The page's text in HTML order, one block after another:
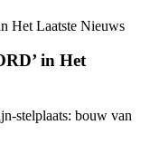
in Het
stelplaats: bouw van